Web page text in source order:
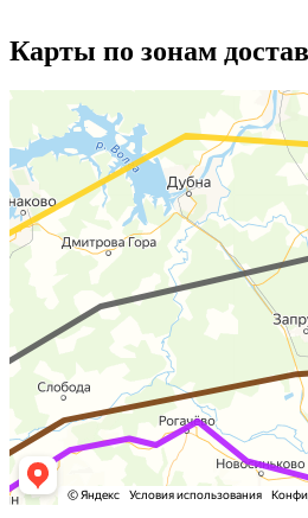
Карты по зонам